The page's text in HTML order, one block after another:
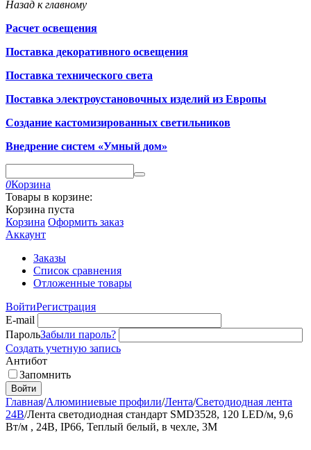
Назад к главному
Расчет освещения
Поставка декоративного освещения
Поставка технического света
Поставка электроустановочных изделий из Европы
Создание кастомизированных светильников
Внедрение систем «Умный дом»
0Корзина
Товары в корзине:
Корзина пуста
Корзина Оформить заказ
Аккаунт
Заказы
Список сравнения
Отложенные товары
ВойтиРегистрация
E-mail
ПарольЗабыли пароль?
Создать учетную запись
Антибот
Запомнить
Войти
Главная/Алюминиевые профили/Лента/Светодиодная лента
24В/Лента светодиодная стандарт SMD3528, 120 LED/м, 9,6
Вт/м , 24В, IP66, Теплый белый, в чехле, 3М